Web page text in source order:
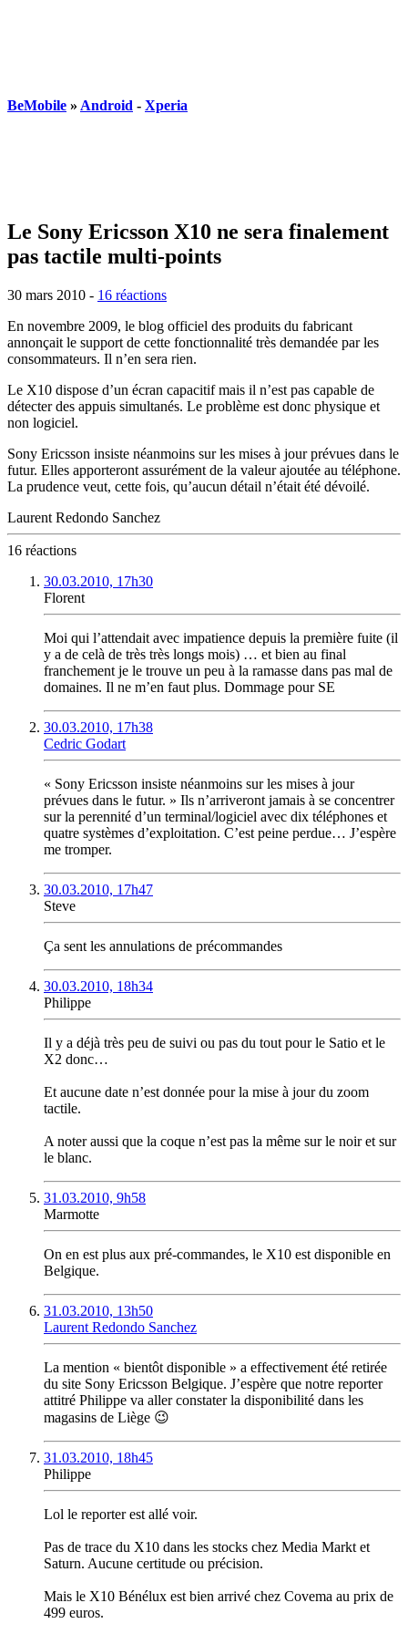
BeMobile » Android - Xperia
Le Sony Ericsson X10 ne sera finalement
pas tactile multi-points
30 mars 2010 - 16 réactions
En novembre 2009, le blog officiel des produits du fabricant
annonçait le support de cette fonctionnalité très demandée par les
consommateurs. Il n’en sera rien.
Le X10 dispose d’un écran capacitif mais il n’est pas capable de
détecter des appuis simultanés. Le problème est donc physique et
non logiciel.
Sony Ericsson insiste néanmoins sur les mises à jour prévues dans le
futur. Elles apporteront assurément de la valeur ajoutée au téléphone.
La prudence veut, cette fois, qu’aucun détail n’était été dévoilé.
Laurent Redondo Sanchez
16 réactions
30.03.2010, 17h30
Florent
Moi qui l’attendait avec impatience depuis la première fuite (il
y a de celà de très très longs mois) … et bien au final
franchement je le trouve un peu à la ramasse dans pas mal de
domaines. Il ne m’en faut plus. Dommage pour SE
30.03.2010, 17h38
Cedric Godart
« Sony Ericsson insiste néanmoins sur les mises à jour
prévues dans le futur. » Ils n’arriveront jamais à se concentrer
sur la perennité d’un terminal/logiciel avec dix téléphones et
quatre systèmes d’exploitation. C’est peine perdue… J’espère
me tromper.
30.03.2010, 17h47
Steve
Ça sent les annulations de précommandes
30.03.2010, 18h34
Philippe
Il y a déjà très peu de suivi ou pas du tout pour le Satio et le
X2 donc…
Et aucune date n’est donnée pour la mise à jour du zoom
tactile.
A noter aussi que la coque n’est pas la même sur le noir et sur
le blanc.
31.03.2010, 9h58
Marmotte
On en est plus aux pré-commandes, le X10 est disponible en
Belgique.
31.03.2010, 13h50
Laurent Redondo Sanchez
La mention « bientôt disponible » a effectivement été retirée
du site Sony Ericsson Belgique. J’espère que notre reporter
attitré Philippe va aller constater la disponibilité dans les
magasins de Liège 😉
31.03.2010, 18h45
Philippe
Lol le reporter est allé voir.
Pas de trace du X10 dans les stocks chez Media Markt et
Saturn. Aucune certitude ou précision.
Mais le X10 Bénélux est bien arrivé chez Covema au prix de
499 euros.